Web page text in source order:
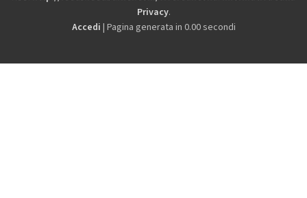
Privacy.
Accedi | Pagina generata in 0.00 secondi